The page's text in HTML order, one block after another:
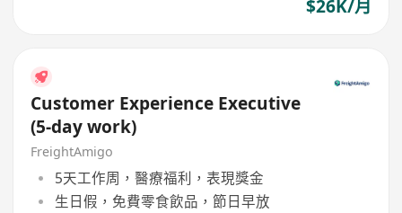
$26K/月
Customer Experience Executive
(5-day work)
FreightAmigo
5天工作周，醫療福利，表現獎金
生日假，免費零食飲品，節日早放